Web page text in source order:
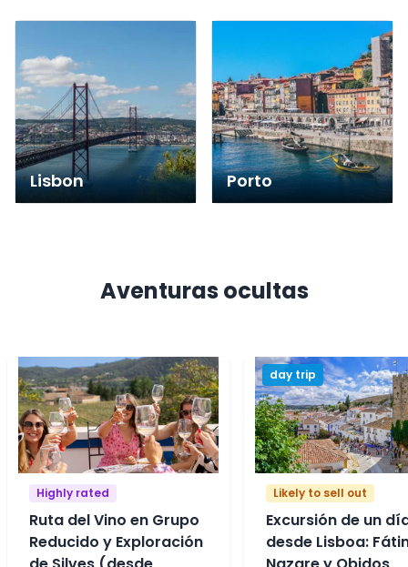
Lisbon Porto
Aventuras ocultas
Highly rated
Ruta del Vino en Grupo
Reducido y Exploración
day trip
Likely to sell out
Excursión de un
desde Lisboa: